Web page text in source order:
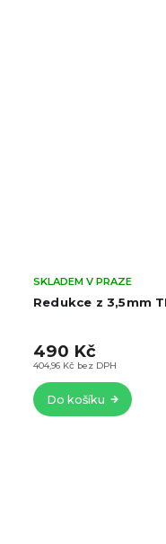
Redukce z 3,5mm
SKLADEM V PRAZE
404,96 Kč bez DPH
490 Kč
Do košíku